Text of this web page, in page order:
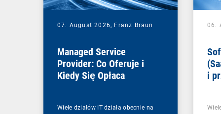
07. August 2026, Franz Braun
Managed Service
Provider: Co Oferuje i
Kiedy Się Opłaca
Wiele działów IT działa obecnie na
06.
i